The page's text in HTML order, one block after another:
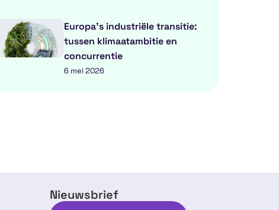
Europa’s industriële transitie:
tussen klimaatambitie en
concurrentie
6 mei 2026
Nieuwsbrief